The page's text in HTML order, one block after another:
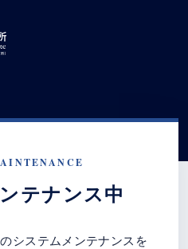
テナンス中
システムメンテナンスを